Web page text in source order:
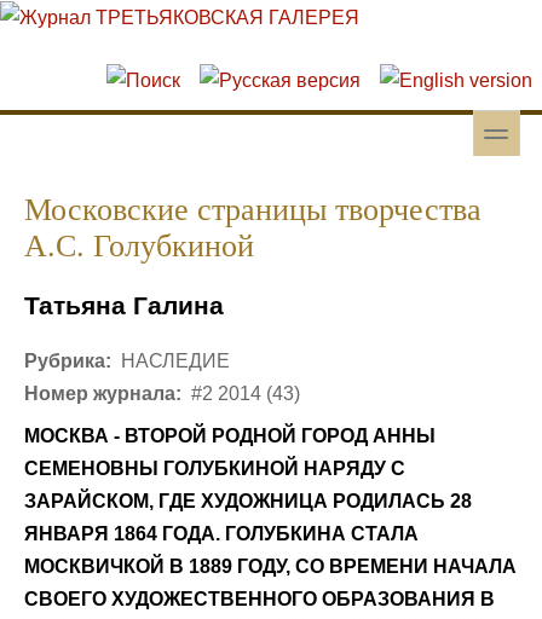
Перейти к основному содержанию
Skip to search
toggle
Московские страницы творчества
А.С. Голубкиной
Татьяна Галина
Рубрика:
НАСЛЕДИЕ
Номер журнала: #2 2014 (43)
МОСКВА - ВТОРОЙ РОДНОЙ ГОРОД АННЫ
СЕМЕНОВНЫ ГОЛУБКИНОЙ НАРЯДУ С
ЗАРАЙСКОМ, ГДЕ ХУДОЖНИЦА РОДИЛАСЬ 28
ЯНВАРЯ 1864 ГОДА. ГОЛУБКИНА СТАЛА
МОСКВИЧКОЙ В 1889 ГОДУ, СО ВРЕМЕНИ НАЧАЛА
СВОЕГО ХУДОЖЕСТВЕННОГО ОБРАЗОВАНИЯ В